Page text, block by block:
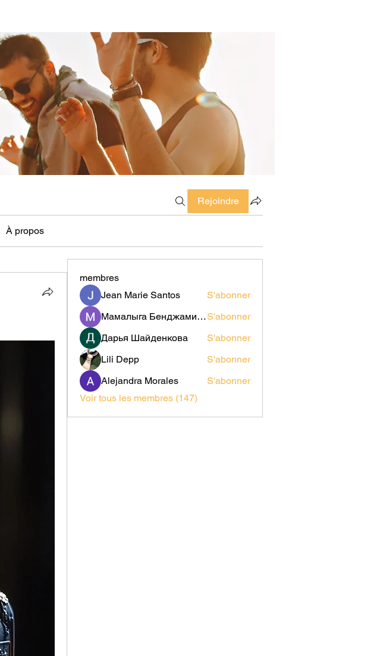
Rejoindre
À propos
membres
Jean Marie Santos
S'abonner
Мамалыга БенджаминовичS'abonner
Дарья Шайденкова
S'abonner
Lili Depp
S'abonner
Alejandra Morales
S'abonner
Voir tous les membres (147)